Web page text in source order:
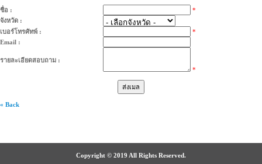
ชื่อ :
*
จังหวัด :
เบอร์โทรศัทพ์ :
*
Email :
รายละเอียดสอบถาม :
*
« Back
Copyright © 2019 All Rights Reserved.